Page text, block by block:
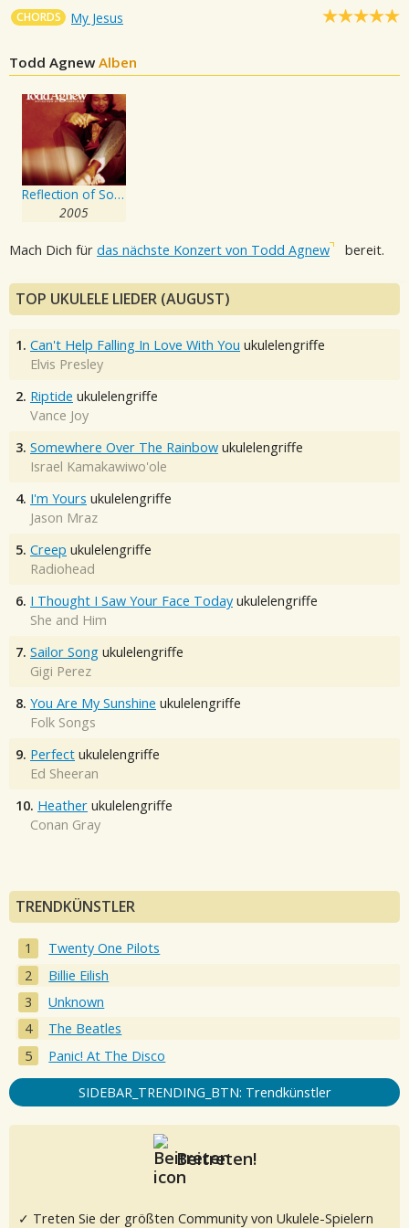
CHORDS My Jesus
Todd Agnew Alben
Reflection of Something
2005
Mach Dich für das nächste Konzert von Todd Agnew bereit.
TOP UKULELE LIEDER (AUGUST)
1. Can't Help Falling In Love With You ukulelengriffe
Elvis Presley
2. Riptide ukulelengriffe
Vance Joy
3. Somewhere Over The Rainbow ukulelengriffe
Israel Kamakawiwo'ole
4. I'm Yours ukulelengriffe
Jason Mraz
5. Creep ukulelengriffe
Radiohead
6. I Thought I Saw Your Face Today ukulelengriffe
She and Him
7. Sailor Song ukulelengriffe
Gigi Perez
8. You Are My Sunshine ukulelengriffe
Folk Songs
9. Perfect ukulelengriffe
Ed Sheeran
10. Heather ukulelengriffe
Conan Gray
TRENDKÜNSTLER
Twenty One Pilots
Billie Eilish
Unknown
The Beatles
Panic! At The Disco
SIDEBAR_TRENDING_BTN: Trendkünstler
Beitreten!
✓ Treten Sie der größten Community von Ukulele-Spielern